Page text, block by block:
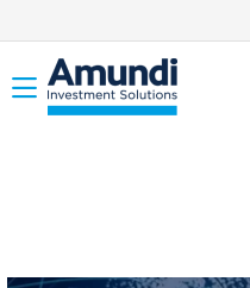
Toggle navigation